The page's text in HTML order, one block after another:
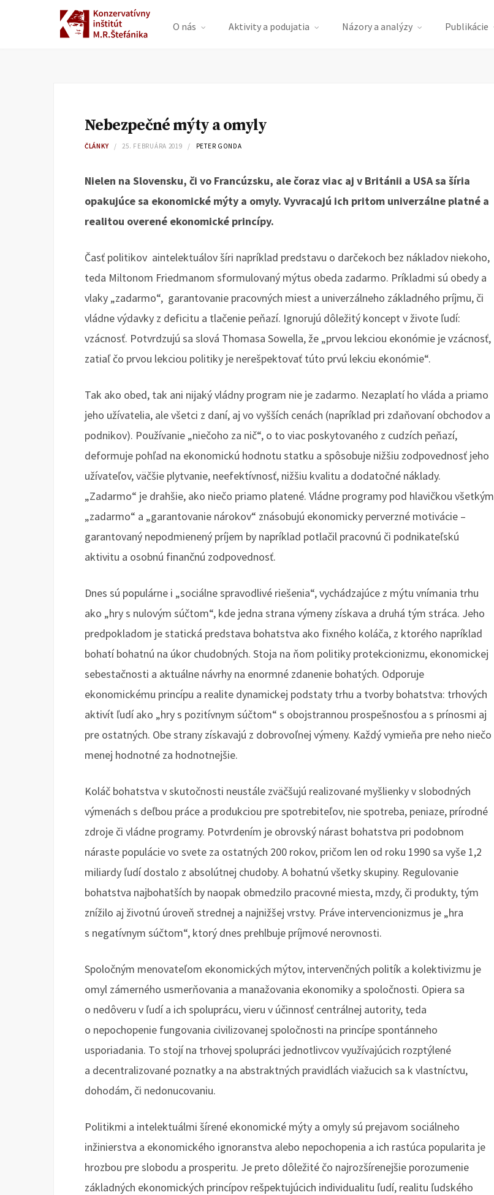
O nás Aktivity a podujatia Názory a analýzy Publikácie
Nebezpečné mýty a omyly
ČLÁNKY 25. FEBRUÁRA 2019 PETER GONDA
Nielen na Slovensku, či vo Francúzsku, ale čoraz viac aj v Británii a USA sa šíria
opakujúce sa ekonomické mýty a omyly. Vyvracajú ich pritom univerzálne platné a
realitou overené ekonomické princípy.
Časť politikov aintelektuálov šíri napríklad predstavu o darčekoch bez nákladov niekoho,
teda Miltonom Friedmanom sformulovaný mýtus obeda zadarmo. Príkladmi sú obedy a
vlaky „zadarmo“, garantovanie pracovných miest a univerzálneho základného príjmu, či
vládne výdavky z deficitu a tlačenie peňazí. Ignorujú dôležitý koncept v živote ľudí:
vzácnosť. Potvrdzujú sa slová Thomasa Sowella, že „prvou lekciou ekonómie je vzácnosť,
zatiaľ čo prvou lekciou politiky je nerešpektovať túto prvú lekciu ekonómie“.
Tak ako obed, tak ani nijaký vládny program nie je zadarmo. Nezaplatí ho vláda a priamo
jeho užívatelia, ale všetci z daní, aj vo vyšších cenách (napríklad pri zdaňovaní obchodov a
podnikov). Používanie „niečoho za nič“, o to viac poskytovaného z cudzích peňazí,
deformuje pohľad na ekonomickú hodnotu statku a spôsobuje nižšiu zodpovednosť jeho
užívateľov, väčšie plytvanie, neefektívnosť, nižšiu kvalitu a dodatočné náklady.
„Zadarmo“ je drahšie, ako niečo priamo platené. Vládne programy pod hlavičkou všetkým
„zadarmo“ a „garantovanie nárokov“ znásobujú ekonomicky perverzné motivácie –
garantovaný nepodmienený príjem by napríklad potlačil pracovnú či podnikateľskú
aktivitu a osobnú finančnú zodpovednosť.
Dnes sú populárne i „sociálne spravodlivé riešenia“, vychádzajúce z mýtu vnímania trhu
ako „hry s nulovým súčtom“, kde jedna strana výmeny získava a druhá tým stráca. Jeho
predpokladom je statická predstava bohatstva ako fixného koláča, z ktorého napríklad
bohatí bohatnú na úkor chudobných. Stoja na ňom politiky protekcionizmu, ekonomickej
sebestačnosti a aktuálne návrhy na enormné zdanenie bohatých. Odporuje
ekonomickému princípu a realite dynamickej podstaty trhu a tvorby bohatstva: trhových
aktivít ľudí ako „hry s pozitívnym súčtom“ s obojstrannou prospešnosťou a s prínosmi aj
pre ostatných. Obe strany získavajú z dobrovoľnej výmeny. Každý vymieňa pre neho niečo
menej hodnotné za hodnotnejšie.
Koláč bohatstva v skutočnosti neustále zväčšujú realizované myšlienky v slobodných
výmenách s deľbou práce a produkciou pre spotrebiteľov, nie spotreba, peniaze, prírodné
zdroje či vládne programy. Potvrdením je obrovský nárast bohatstva pri podobnom
náraste populácie vo svete za ostatných 200 rokov, pričom len od roku 1990 sa vyše 1,2
miliardy ľudí dostalo z absolútnej chudoby. A bohatnú všetky skupiny. Regulovanie
bohatstva najbohatších by naopak obmedzilo pracovné miesta, mzdy, či produkty, tým
znížilo aj životnú úroveň strednej a najnižšej vrstvy. Práve intervencionizmus je „hra
s negatívnym súčtom“, ktorý dnes prehlbuje príjmové nerovnosti.
Spoločným menovateľom ekonomických mýtov, intervenčných politík a kolektivizmu je
omyl zámerného usmerňovania a manažovania ekonomiky a spoločnosti. Opiera sa
o nedôveru v ľudí a ich spoluprácu, vieru v účinnosť centrálnej autority, teda
o nepochopenie fungovania civilizovanej spoločnosti na princípe spontánneho
usporiadania. To stojí na trhovej spolupráci jednotlivcov využívajúcich rozptýlené
a decentralizované poznatky a na abstraktných pravidlách viažucich sa k vlastníctvu,
dohodám, či nedonucovaniu.
Politikmi a intelektuálmi šírené ekonomické mýty a omyly sú prejavom sociálneho
inžinierstva a ekonomického ignoranstva alebo nepochopenia a ich rastúca popularita je
hrozbou pre slobodu a prosperitu. Je preto dôležité čo najrozšírenejšie porozumenie
základných ekonomických princípov rešpektujúcich individualitu ľudí, realitu ľudského